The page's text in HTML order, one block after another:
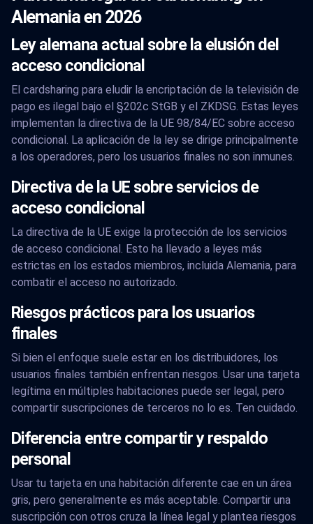
Alemania en 2026
Ley alemana actual sobre la elusión del
acceso condicional
El cardsharing para eludir la encriptación de la televisión de
pago es ilegal bajo el §202c StGB y el ZKDSG. Estas leyes
implementan la directiva de la UE 98/84/EC sobre acceso
condicional. La aplicación de la ley se dirige principalmente
a los operadores, pero los usuarios finales no son inmunes.
Directiva de la UE sobre servicios de
acceso condicional
La directiva de la UE exige la protección de los servicios
de acceso condicional. Esto ha llevado a leyes más
estrictas en los estados miembros, incluida Alemania, para
combatir el acceso no autorizado.
Riesgos prácticos para los usuarios
finales
Si bien el enfoque suele estar en los distribuidores, los
usuarios finales también enfrentan riesgos. Usar una tarjeta
legítima en múltiples habitaciones puede ser legal, pero
compartir suscripciones de terceros no lo es. Ten cuidado.
Diferencia entre compartir y respaldo
personal
Usar tu tarjeta en una habitación diferente cae en un área
gris, pero generalmente es más aceptable. Compartir una
suscripción con otros cruza la línea legal y plantea riesgos